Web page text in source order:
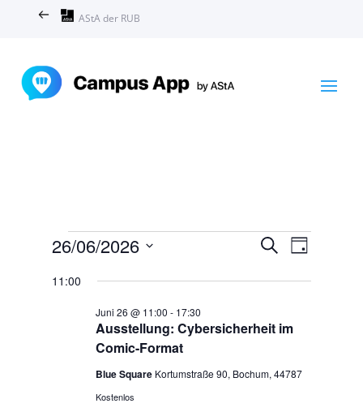
AStA der RUB
Veranstaltungen
Juni
2026
und
Navigation
SucheTag
26/06/2026
wählen.
11:00
Ausstellung: Cybersicherheit im
Comic-Format
Juni 26 @ 11:00 - 17:30
Blue Square Kortumstraße 90, Bochum, 44787
Kostenlos